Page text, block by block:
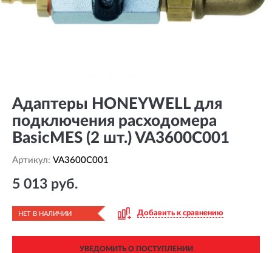
Адаптеры HONEYWELL для
подключения расходомера
BasicMES (2 шт.) VA3600C001
Артикул: VA3600C001
5 013 руб.
НЕТ В НАЛИЧИИ Добавить к сравнению
УВЕДОМИТЬ О ПОСТУПЛЕНИИ